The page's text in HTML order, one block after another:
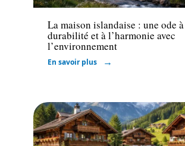
La maison islandaise : une ode
durabilité et à l’harmonie avec
l’environnement
En savoir plus